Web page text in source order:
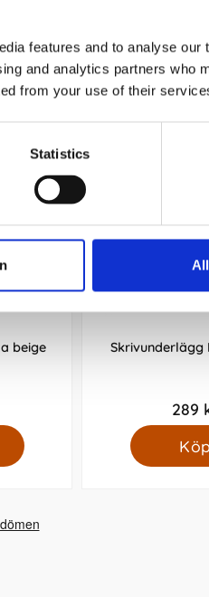
features and to analyse our
and analytics partners who
from your use of their
Statistics
Köp
beige Skrivunderlägg
289
Köp